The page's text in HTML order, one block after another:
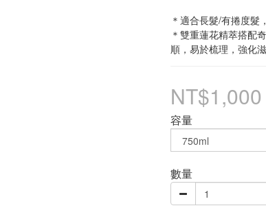
＊適合長髮/有捲度髮
＊雙重蓮花精萃搭配
順，易於梳理，強化滋
NT$1,000
容量
數量